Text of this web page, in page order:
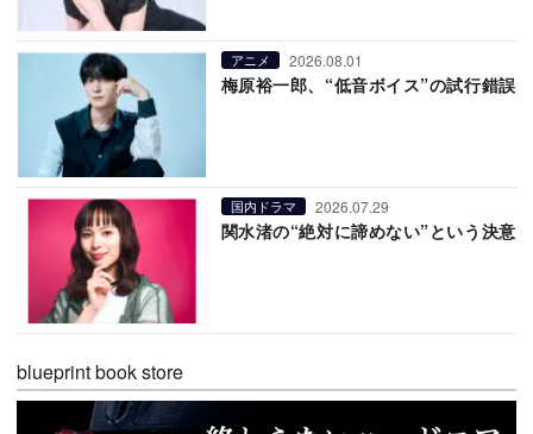
アニメ 2026.08.01
梅原裕一郎、“低音ボイス”の試行錯誤
国内ドラマ 2026.07.29
関水渚の“絶対に諦めない”という決意
blueprint book store